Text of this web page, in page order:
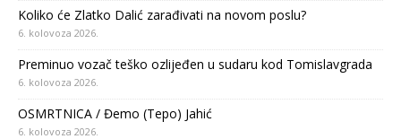
Koliko će Zlatko Dalić zarađivati na novom poslu?
6. kolovoza 2026.
Preminuo vozač teško ozlijeđen u sudaru kod Tomislavgrada
6. kolovoza 2026.
OSMRTNICA / Đemo (Tepo) Jahić
6. kolovoza 2026.